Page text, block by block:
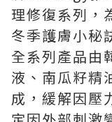
理修復系列，
冬季護膚小秘
全系列產品由
液、南瓜籽精
成，緩解因壓